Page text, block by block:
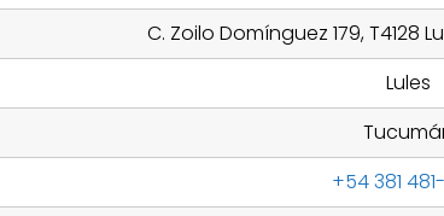
C. Zoilo Domínguez 179, T4128
Lules
+54 381